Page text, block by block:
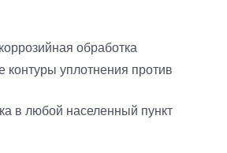
обработка
контуры уплотнения против
в любой населенный пункт